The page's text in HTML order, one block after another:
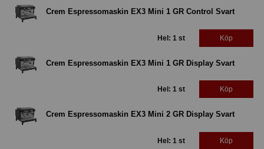
Crem Espressomaskin EX3 Mini 1 GR Control Svart
Hel: 1 st Köp
Crem Espressomaskin EX3 Mini 1 GR Display Svart
Hel: 1 st Köp
Crem Espressomaskin EX3 Mini 2 GR Display Svart
Hel: 1 st Köp